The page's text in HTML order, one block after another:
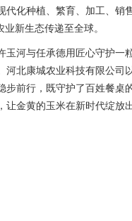
代化种植、繁育、加工、销
新生态传递至全球。
玉河与任承德用匠心守护一
河北康城农业科技有限公司
步前行，既守护了百姓餐桌
让金黄的玉米在新时代绽放